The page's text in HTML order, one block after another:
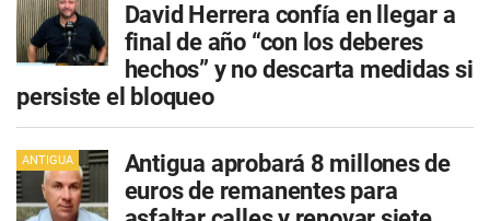
David Herrera confía en llegar a
final de año “con los deberes
hechos” y no descarta medidas si
persiste el bloqueo
ANTIGUA
Antigua aprobará 8 millones de
euros de remanentes para